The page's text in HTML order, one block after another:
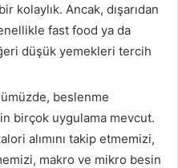
kolaylık. Ancak, dışarıdan
fast food ya da
düşük yemekleri tercih
beslenme
birçok uygulama mevcut.
alımını takip etmemizi,
makro ve mikro besin